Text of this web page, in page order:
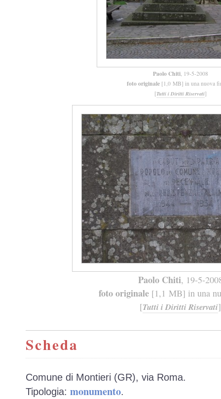
Paolo Chiti, 19-5-2008
foto originale [1,0 MB] in una nuova
[Tutti i Diritti Riservati]
Paolo Chiti, 19-5-
foto originale[1,1 MB] in una
[Tutti i Diritti Riservati]
Scheda
Comune di Montieri (GR), via Roma.
Tipologia: monumento.